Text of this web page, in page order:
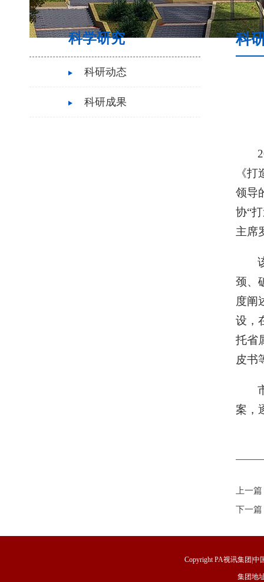
科学研究
科研动态
科研成果
科
《
领导
协“
主席
颈、
度阐
设，
托省
皮书
案，
上一篇
下一篇
Copyright PA视讯集团|中
集团地